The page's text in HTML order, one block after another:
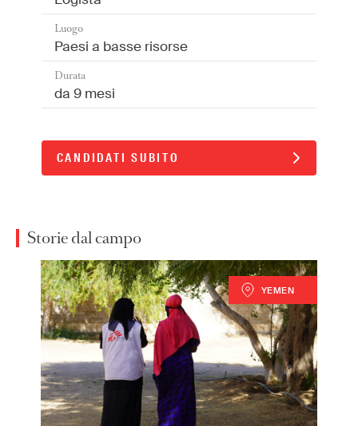
Luogo
Paesi a basse risorse
Durata
da 9 mesi
CANDIDATI SUBITO
Storie dal campo
Paola Monti
Logista MSF
YEMEN